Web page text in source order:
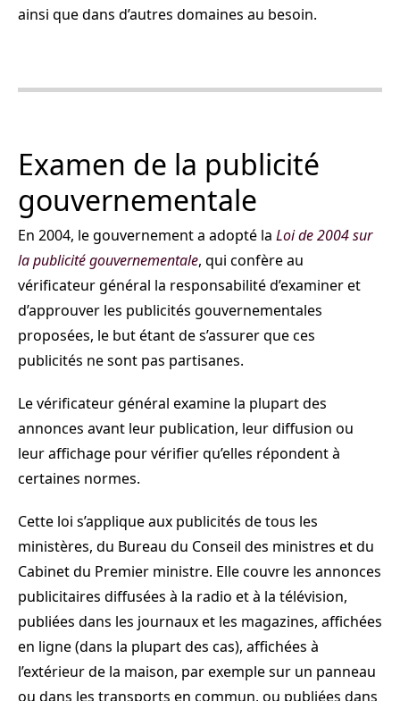
ainsi que dans d’autres domaines au besoin.
Examen de la publicité
gouvernementale
En 2004, le gouvernement a adopté la Loi de 2004 sur
la publicité gouvernementale, qui confère au
vérificateur général la responsabilité d’examiner et
d’approuver les publicités gouvernementales
proposées, le but étant de s’assurer que ces
publicités ne sont pas partisanes.
Le vérificateur général examine la plupart des
annonces avant leur publication, leur diffusion ou
leur affichage pour vérifier qu’elles répondent à
certaines normes.
Cette loi s’applique aux publicités de tous les
ministères, du Bureau du Conseil des ministres et du
Cabinet du Premier ministre. Elle couvre les annonces
publicitaires diffusées à la radio et à la télévision,
publiées dans les journaux et les magazines, affichées
en ligne (dans la plupart des cas), affichées à
l’extérieur de la maison, par exemple sur un panneau
ou dans les transports en commun, ou publiées dans